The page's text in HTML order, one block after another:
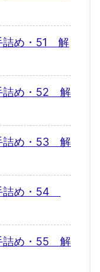
詰め・51 解
詰め・52 解
詰め・53 解
詰め・54
詰め・55 解